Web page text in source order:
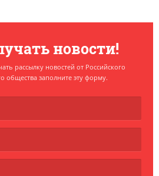
новости!
рассылку новостей от Российского
общества заполните эту форму.